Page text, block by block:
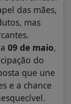
das mães,
mas
09 de maio,
do
que une
e a chance